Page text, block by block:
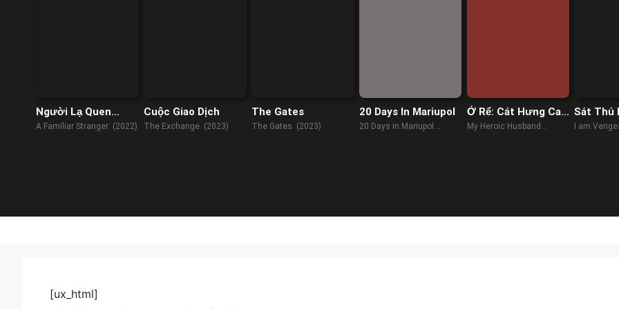
Người Lạ Quen
Thuộc
A Familiar Stranger (2022)
Cuộc Giao Dịch
The Exchange (2023)
The Gates
The Gates (2023)
20 Days In Mariupol
20 Days in Mariupol
Ở Rể: Cát Hưng Cao
Chiếu
My Heroic Husband
Sát Thủ
I am